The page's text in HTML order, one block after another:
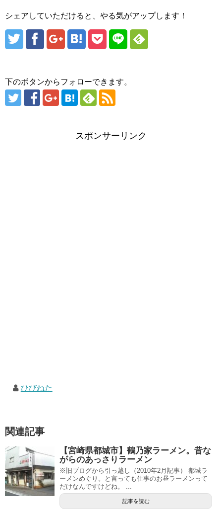
シェアしていただけると、やる気がアップします！
下のボタンからフォローできます。
スポンサーリンク
ひびねた
関連記事
【宮崎県都城市】鶴乃家ラーメン。昔な
がらのあっさりラーメン
※旧ブログから引っ越し（2010年2月記事） 都城ラ
ーメンめぐり。と言っても仕事のお昼ラーメンって
だけなんですけどね。 ...
記事を読む